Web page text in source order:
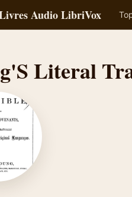
Audio LibriVox
Literal